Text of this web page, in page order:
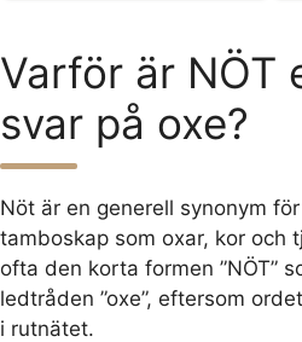
Varför är NÖT
svar på oxe?
Nöt är en generell synonym
tamboskap som oxar, kor och
ofta den korta formen ”NÖT”
ledtråden ”oxe”, eftersom
i rutnätet.